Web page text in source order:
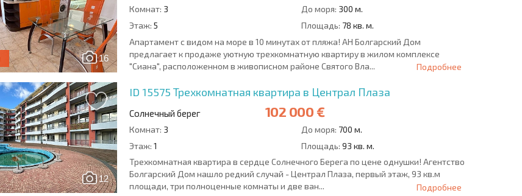
16
Комнат: 3 До моря: 300 м.
Этаж: 5 Площадь: 78 кв. м.
Апартамент с видом на море в 10 минутах от пляжа! АН Болгарский Дом
предлагает к продаже уютную трехкомнатную квартиру в жилом комплексе
"Сиана", расположенном в живописном районе Святого Вла...
Подробнее
12
ID 15575 Трехкомнатная квартира в Централ Плаза
Солнечный берег 102 000 €
Комнат: 3 До моря: 700 м.
Этаж: 1 Площадь: 93 кв. м.
Трехкомнатная квартира в сердце Солнечного Берега по цене однушки! Агентство
Болгарский Дом нашло редкий случай - Централ Плаза, первый этаж, 93 кв.м
площади, три полноценные комнаты и две ван...
Подробнее